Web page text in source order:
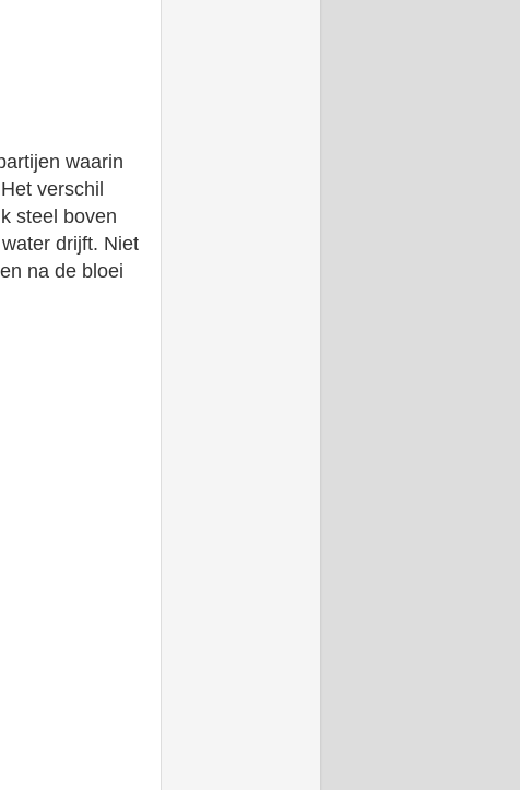
waarin
verschil
steel boven
drijft. Niet
na de bloei